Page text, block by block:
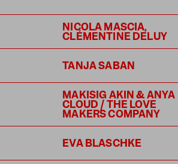
NICOLA MASCIA,
CLÉMENTINE DELUY
TANJA SABAN
MAKISIG AKIN & ANYA
CLOUD / THE LOVE
MAKERS COMPANY
EVA BLASCHKE